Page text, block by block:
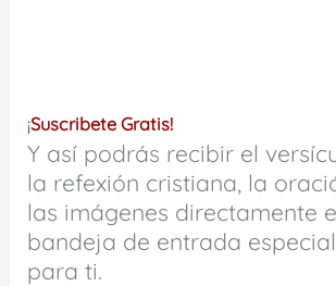
¡Suscribete Gratis!
Y así podrás recibir el
la refexión cristiana, la
las imágenes directamente
bandeja de entrada
para ti.